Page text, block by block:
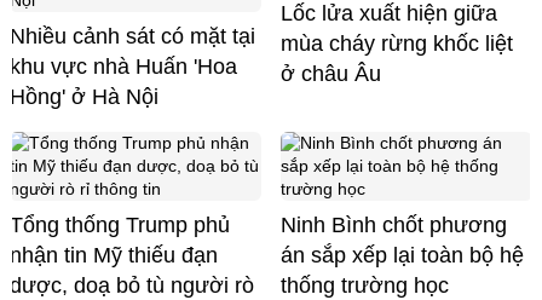
Nhiều cảnh sát có mặt tại
khu vực nhà Huấn 'Hoa
Hồng' ở Hà Nội
Lốc lửa xuất hiện giữa
mùa cháy rừng khốc liệt
ở châu Âu
Tổng thống Trump phủ
nhận tin Mỹ thiếu đạn
dược, doạ bỏ tù người rò
Ninh Bình chốt phương
án sắp xếp lại toàn bộ hệ
thống trường học